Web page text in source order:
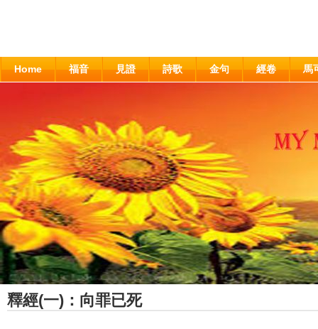
Home 福音 見證 詩歌 金句 經卷 馬
釋經(一)：向罪已死